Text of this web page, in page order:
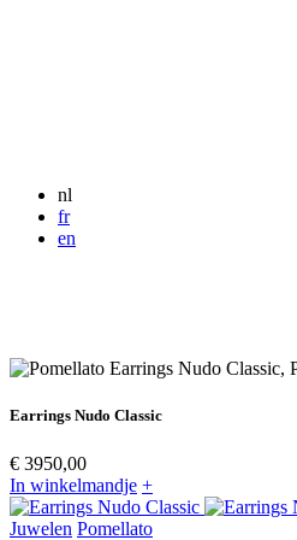
nl
fr
en
Earrings Nudo Classic
€ 3950,00
In winkelmandje +
Juwelen Pomellato